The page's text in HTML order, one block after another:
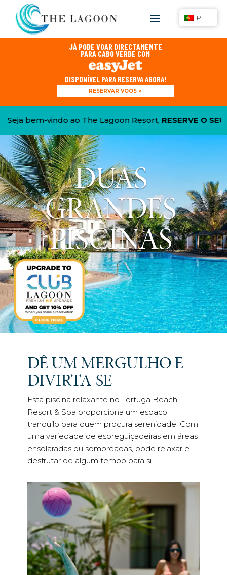
JÁ PODE VOAR DIRECTAMENTE
PARA CABO VERDE COM
DISPONÍVEL PARA RESERVA AGORA!
RESERVAR VOOS >
bem-vindo ao The Lagoon Resort,RESERVE O SEU
DUAS
GRANDES
PISCINAS
DÊ UM MERGULHO E
DIVIRTA-SE
Esta piscina relaxante no Tortuga Beach
Resort & Spa proporciona um espaço
tranquilo para quem procura serenidade. Com
uma variedade de espreguiçadeiras em áreas
ensolaradas ou sombreadas, pode relaxar e
desfrutar de algum tempo para si.
PT